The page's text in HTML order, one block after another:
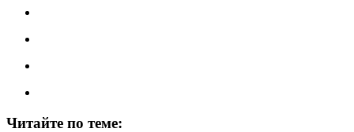
Читайте по теме: